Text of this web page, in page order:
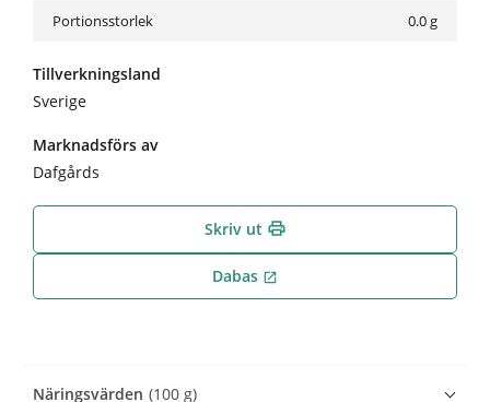
Portionsstorlek 0.0 g
Tillverkningsland
Sverige
Marknadsförs av
Dafgårds
Skriv ut print
Dabas open_in_new
Näringsvärden (100 g)